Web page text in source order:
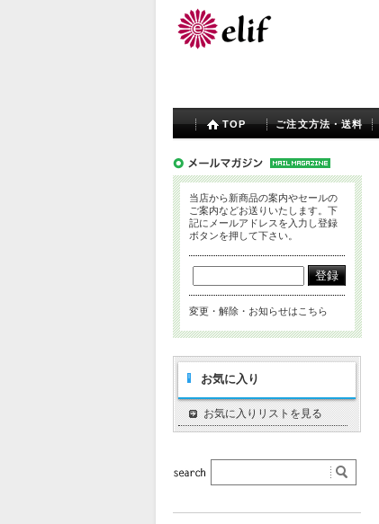
TOP ご注文方法・送料
当店から新商品の案内やセールの
ご案内などお送りいたします。下
記にメールアドレスを入力し登録
ボタンを押して下さい。
変更・解除・お知らせはこちら
お気に入り
お気に入りリストを見る